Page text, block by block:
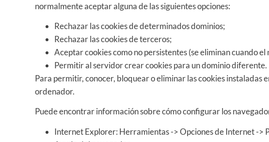
normalmente aceptar alguna de las siguientes opciones:
Rechazar las cookies de determinados dominios;
Rechazar las cookies de terceros;
Aceptar cookies como no persistentes (se eliminan cuando
Permitir al servidor crear cookies para un dominio diferente.
Para permitir, conocer, bloquear o eliminar las cookies instaladas
ordenador.
Puede encontrar información sobre cómo configurar los
Internet Explorer: Herramientas -> Opciones de Internet ->